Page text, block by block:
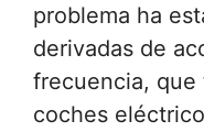
problema ha
derivadas de
frecuencia, que
coches